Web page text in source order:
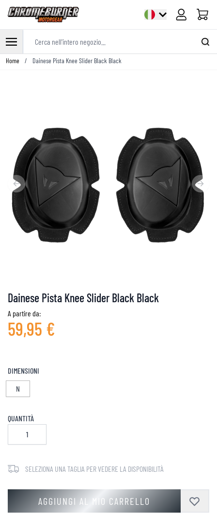
Cart
Salta al contenuto
Home / Dainese Pista Knee Slider Black Black
Dainese Pista Knee Slider Black Black
A partire da:
59,95 €
DIMENSIONI
N
QUANTITÀ
SELEZIONA UNA TAGLIA PER VEDERE LA DISPONIBILITÀ
AGGIUNGI AL MIO CARRELLO